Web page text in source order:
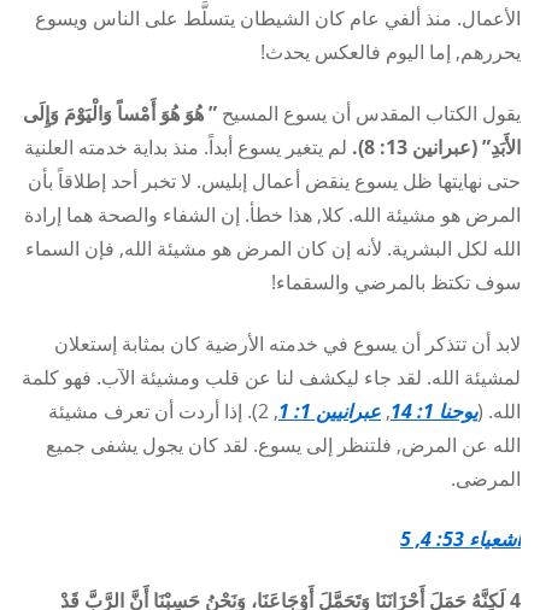
الأعمال. منذ ألفي عام كان الشيطان يتسلَّط على الناس ويسوع
يحررهم, إما اليوم فالعكس يحدث!
يقول الكتاب المقدس أن يسوع المسيح ” هُوَ هُوَ أَمْساً وَالْيَوْمَ وَإِلَى
الأَبَدِ” (عبرانين 13: 8).
لم يتغير يسوع أبداً. منذ بداية خدمته العلنية
حتى نهايتها ظل يسوع ينقض أعمال إبليس. لا تخبر أحد إطلاقاً بأن
المرض هو مشيئة الله. كلا, هذا خطأ. إن الشفاء والصحة هما إرادة
الله لكل البشرية. لأنه إن كان المرض هو مشيئة الله, فإن السماء
سوف تكتظ بالمرضي والسقماء!
لابد أن تتذكر أن يسوع في خدمته الأرضية كان بمثابة إستعلان
لمشيئة الله. لقد جاء ليكشف لنا عن قلب ومشيئة الآب. فهو كلمة
الله. (يوحنا 1: 14 , عبرانيين 1: 1
, 2). إذا أردت أن تعرف مشيئة
الله عن المرض, فلتنظر إلى يسوع. لقد كان يجول يشفى جميع
المرضى.
أشعياء 53: 4, 5
4 لَكِنَّهُ حَمَلَ أَحْزَانَنَا وَتَحَمَّلَ أَوْجَاعَنَا، وَنَحْنُ حَسِبْنَا أَنَّ الرَّبَّ قَدْ